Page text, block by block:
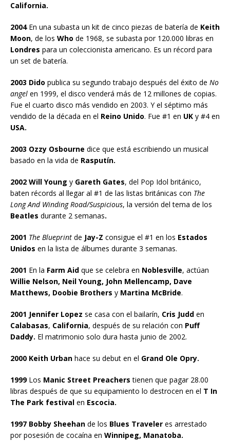
California.
2004En una subasta un kit de cinco piezas de batería de Keith
Moon, de los Who de 1968, se subasta por 120.000 libras en
Londres para un coleccionista americano. Es un récord para
un set de batería.
2003 Dido publica su segundo trabajo después del éxito de No
angel en 1999, el disco venderá más de 12 millones de copias.
Fue el cuarto disco más vendido en 2003. Y el séptimo más
vendido de la década en el Reino Unido. Fue #1 en UK y #4 en
USA.
2003 Ozzy Osbourne dice que está escribiendo un musical
basado en la vida de Rasputín.
2002 Will Young y Gareth Gates, del Pop Idol británico,
baten récords al llegar al #1 de las listas británicas con The
Long And Winding Road/Suspicious, la versión del tema de los
Beatles durante 2 semanas.
2001 The Blueprint de Jay-Z consigue el #1 en los Estados
Unidos en la lista de álbumes durante 3 semanas.
2001 En la Farm Aid que se celebra en Noblesville, actúan
Willie Nelson, Neil Young, John Mellencamp, Dave
Matthews, Doobie Brothers y Martina McBride.
2001 Jennifer Lopez se casa con el bailarín, Cris Judd en
Calabasas, California, después de su relación con Puff
Daddy. El matrimonio solo dura hasta junio de 2002.
2000 Keith Urban hace su debut en el Grand Ole Opry.
1999Los Manic Street Preachers tienen que pagar 28.00
libras después de que su equipamiento lo destrocen en el T In
The Park festival en Escocia.
1997 Bobby Sheehan de los Blues Traveler es arrestado
por posesión de cocaína en Winnipeg, Manatoba.